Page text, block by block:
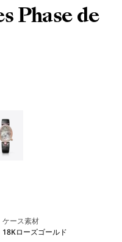
Phase de
ケース素材
18Kローズゴールド